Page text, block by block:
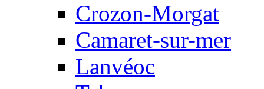
Crozon-Morgat
Camaret-sur-mer
Lanvéoc